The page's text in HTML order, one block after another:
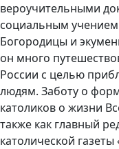
вероучительными
социальным
Богородицы и
он много
России с целью
людям. Заботу о
католиков о жизни
также как главный
католической газеты